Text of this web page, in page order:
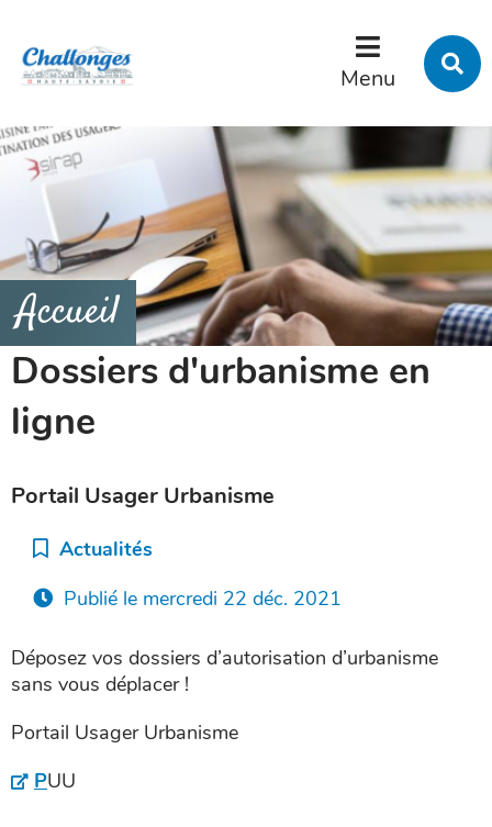
Menu
Accueil
Dossiers d'urbanisme en
ligne
Portail Usager Urbanisme
Catégorie :
Actualités
Publié le mercredi 22 déc. 2021
Déposez vos dossiers d’autorisation d’urbanisme
sans vous déplacer !
Portail Usager Urbanisme
PUU